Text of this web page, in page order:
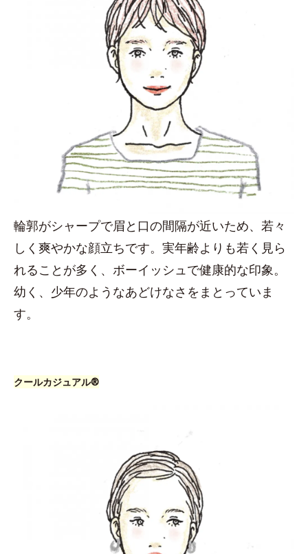
輪郭がシャープで眉と口の間隔が近いため、若々
しく爽やかな顔立ちです。実年齢よりも若く見ら
れることが多く、ボーイッシュで健康的な印象。
幼く、少年のようなあどけなさをまとっていま
す。
クールカジュアル®